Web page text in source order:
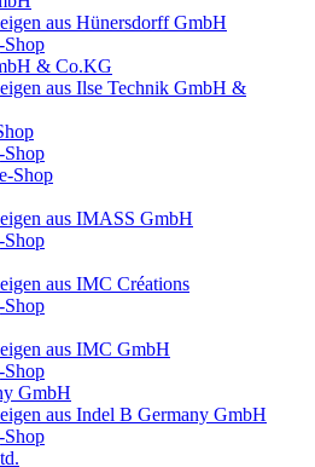
aus Hünersdorff GmbH
Shop
& Co.KG
aus Ilse Technik GmbH &
Shop
Shop
aus IMASS GmbH
Shop
aus IMC Créations
Shop
aus IMC GmbH
Shop
GmbH
aus Indel B Germany GmbH
Shop